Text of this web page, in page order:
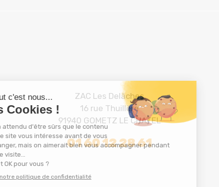
ZAC Les Delâches
16 rue Thuillère
91940 GOMETZ LE CHATEL
01 60 12 28 61